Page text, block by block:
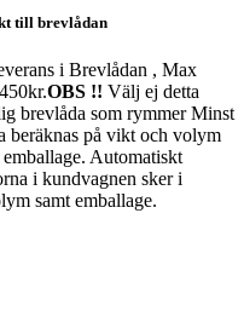
till brevlådan
i Brevlådan , Max
OBS !! Välj ej detta
brevlåda som rymmer Minst
beräknas på vikt och volym
Automatiskt
i kundvagnen sker i
samt emballage.